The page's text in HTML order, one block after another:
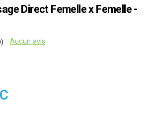
Direct Femelle x Femelle -
Aucun avis